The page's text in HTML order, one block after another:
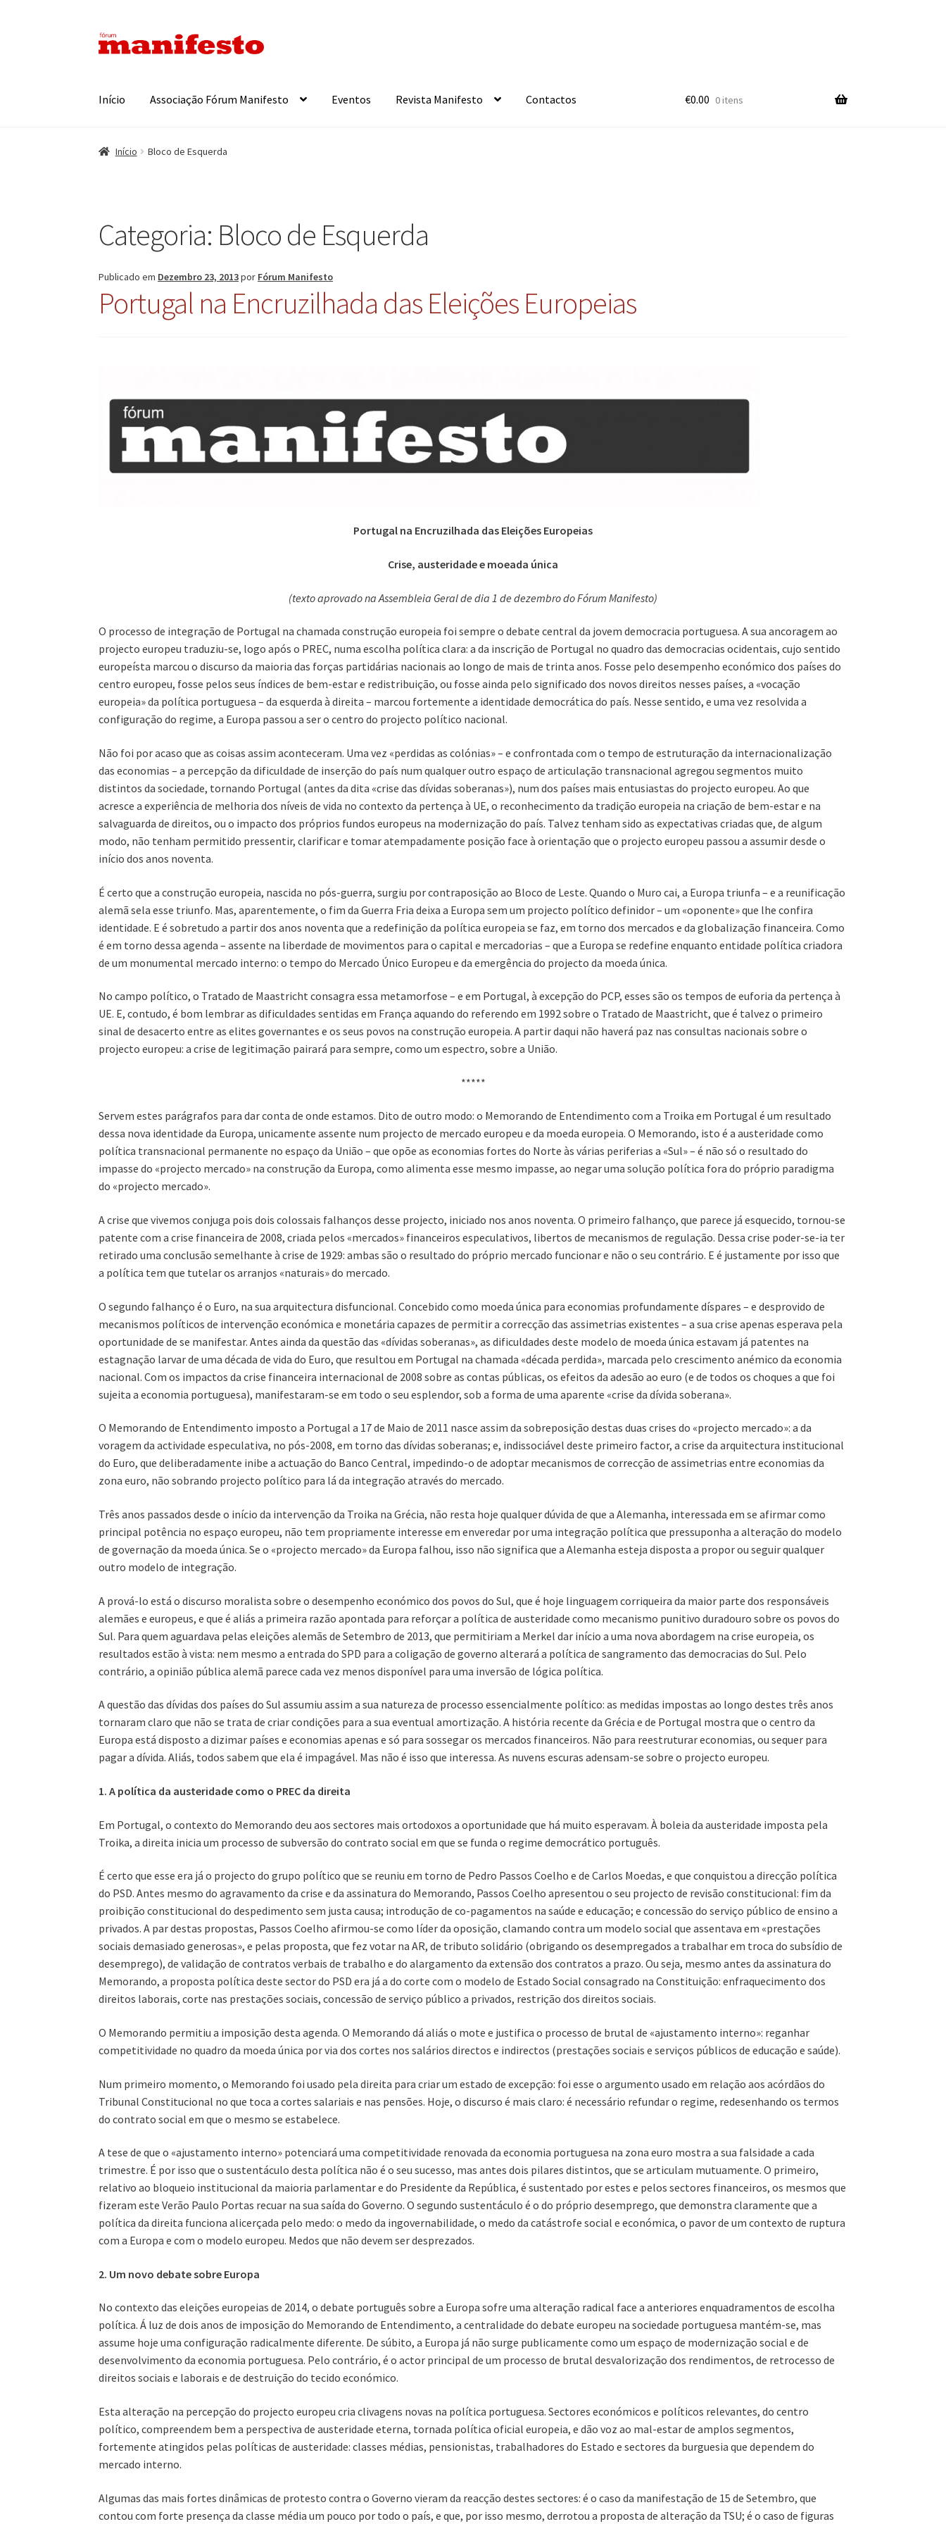
Ir
para
Saltar
para
Início Associação Fórum Manifesto Eventos Revista Manifesto Contactos €0.00 0 itens
Início Bloco de Esquerda
Categoria: Bloco de Esquerda
Publicado em Dezembro 23, 2013por Fórum Manifesto
Portugal na Encruzilhada das Eleições Europeias
Portugal na Encruzilhada das Eleições Europeias
Crise, austeridade e moeada única
(texto aprovado na Assembleia Geral de dia 1 de dezembro do Fórum Manifesto)
O processo de integração de Portugal na chamada construção europeia foi sempre o debate central da jovem democracia portuguesa. A sua ancoragem ao
projecto europeu traduziu-se, logo após o PREC, numa escolha política clara: a da inscrição de Portugal no quadro das democracias ocidentais, cujo sentido
europeísta marcou o discurso da maioria das forças partidárias nacionais ao longo de mais de trinta anos. Fosse pelo desempenho económico dos países do
centro europeu, fosse pelos seus índices de bem-estar e redistribuição, ou fosse ainda pelo significado dos novos direitos nesses países, a «vocação
europeia» da política portuguesa – da esquerda à direita – marcou fortemente a identidade democrática do país. Nesse sentido, e uma vez resolvida a
configuração do regime, a Europa passou a ser o centro do projecto político nacional.
Não foi por acaso que as coisas assim aconteceram. Uma vez «perdidas as colónias» – e confrontada com o tempo de estruturação da internacionalização
das economias – a percepção da dificuldade de inserção do país num qualquer outro espaço de articulação transnacional agregou segmentos muito
distintos da sociedade, tornando Portugal (antes da dita «crise das dívidas soberanas»), num dos países mais entusiastas do projecto europeu. Ao que
acresce a experiência de melhoria dos níveis de vida no contexto da pertença à UE, o reconhecimento da tradição europeia na criação de bem-estar e na
salvaguarda de direitos, ou o impacto dos próprios fundos europeus na modernização do país. Talvez tenham sido as expectativas criadas que, de algum
modo, não tenham permitido pressentir, clarificar e tomar atempadamente posição face à orientação que o projecto europeu passou a assumir desde o
início dos anos noventa.
É certo que a construção europeia, nascida no pós-guerra, surgiu por contraposição ao Bloco de Leste. Quando o Muro cai, a Europa triunfa – e a reunificação
alemã sela esse triunfo. Mas, aparentemente, o fim da Guerra Fria deixa a Europa sem um projecto político definidor – um «oponente» que lhe confira
identidade. E é sobretudo a partir dos anos noventa que a redefinição da política europeia se faz, em torno dos mercados e da globalização financeira. Como
é em torno dessa agenda – assente na liberdade de movimentos para o capital e mercadorias – que a Europa se redefine enquanto entidade política criadora
de um monumental mercado interno: o tempo do Mercado Único Europeu e da emergência do projecto da moeda única.
No campo político, o Tratado de Maastricht consagra essa metamorfose – e em Portugal, à excepção do PCP, esses são os tempos de euforia da pertença à
UE. E, contudo, é bom lembrar as dificuldades sentidas em França aquando do referendo em 1992 sobre o Tratado de Maastricht, que é talvez o primeiro
sinal de desacerto entre as elites governantes e os seus povos na construção europeia. A partir daqui não haverá paz nas consultas nacionais sobre o
projecto europeu: a crise de legitimação pairará para sempre, como um espectro, sobre a União.
*****
Servem estes parágrafos para dar conta de onde estamos. Dito de outro modo: o Memorando de Entendimento com a Troika em Portugal é um resultado
dessa nova identidade da Europa, unicamente assente num projecto de mercado europeu e da moeda europeia. O Memorando, isto é a austeridade como
política transnacional permanente no espaço da União – que opõe as economias fortes do Norte às várias periferias a «Sul» – é não só o resultado do
impasse do «projecto mercado» na construção da Europa, como alimenta esse mesmo impasse, ao negar uma solução política fora do próprio paradigma
do «projecto mercado».
A crise que vivemos conjuga pois dois colossais falhanços desse projecto, iniciado nos anos noventa. O primeiro falhanço, que parece já esquecido, tornou-se
patente com a crise financeira de 2008, criada pelos «mercados» financeiros especulativos, libertos de mecanismos de regulação. Dessa crise poder-se-ia ter
retirado uma conclusão semelhante à crise de 1929: ambas são o resultado do próprio mercado funcionar e não o seu contrário. E é justamente por isso que
a política tem que tutelar os arranjos «naturais» do mercado.
O segundo falhanço é o Euro, na sua arquitectura disfuncional. Concebido como moeda única para economias profundamente díspares – e desprovido de
mecanismos políticos de intervenção económica e monetária capazes de permitir a correcção das assimetrias existentes – a sua crise apenas esperava pela
oportunidade de se manifestar. Antes ainda da questão das «dívidas soberanas», as dificuldades deste modelo de moeda única estavam já patentes na
estagnação larvar de uma década de vida do Euro, que resultou em Portugal na chamada «década perdida», marcada pelo crescimento anémico da economia
nacional. Com os impactos da crise financeira internacional de 2008 sobre as contas públicas, os efeitos da adesão ao euro (e de todos os choques a que foi
sujeita a economia portuguesa), manifestaram-se em todo o seu esplendor, sob a forma de uma aparente «crise da dívida soberana».
O Memorando de Entendimento imposto a Portugal a 17 de Maio de 2011 nasce assim da sobreposição destas duas crises do «projecto mercado»: a da
voragem da actividade especulativa, no pós-2008, em torno das dívidas soberanas; e, indissociável deste primeiro factor, a crise da arquitectura institucional
do Euro, que deliberadamente inibe a actuação do Banco Central, impedindo-o de adoptar mecanismos de correcção de assimetrias entre economias da
zona euro, não sobrando projecto político para lá da integração através do mercado.
Três anos passados desde o início da intervenção da Troika na Grécia, não resta hoje qualquer dúvida de que a Alemanha, interessada em se afirmar como
principal potência no espaço europeu, não tem propriamente interesse em enveredar por uma integração política que pressuponha a alteração do modelo
de governação da moeda única. Se o «projecto mercado» da Europa falhou, isso não significa que a Alemanha esteja disposta a propor ou seguir qualquer
outro modelo de integração.
A prová-lo está o discurso moralista sobre o desempenho económico dos povos do Sul, que é hoje linguagem corriqueira da maior parte dos responsáveis
alemães e europeus, e que é aliás a primeira razão apontada para reforçar a política de austeridade como mecanismo punitivo duradouro sobre os povos do
Sul. Para quem aguardava pelas eleições alemãs de Setembro de 2013, que permitiriam a Merkel dar início a uma nova abordagem na crise europeia, os
resultados estão à vista: nem mesmo a entrada do SPD para a coligação de governo alterará a política de sangramento das democracias do Sul. Pelo
contrário, a opinião pública alemã parece cada vez menos disponível para uma inversão de lógica política.
A questão das dívidas dos países do Sul assumiu assim a sua natureza de processo essencialmente político: as medidas impostas ao longo destes três anos
tornaram claro que não se trata de criar condições para a sua eventual amortização. A história recente da Grécia e de Portugal mostra que o centro da
Europa está disposto a dizimar países e economias apenas e só para sossegar os mercados financeiros. Não para reestruturar economias, ou sequer para
pagar a dívida. Aliás, todos sabem que ela é impagável. Mas não é isso que interessa. As nuvens escuras adensam-se sobre o projecto europeu.
1. A política da austeridade como o PREC da direita
Em Portugal, o contexto do Memorando deu aos sectores mais ortodoxos a oportunidade que há muito esperavam. À boleia da austeridade imposta pela
Troika, a direita inicia um processo de subversão do contrato social em que se funda o regime democrático português.
É certo que esse era já o projecto do grupo político que se reuniu em torno de Pedro Passos Coelho e de Carlos Moedas, e que conquistou a direcção política
do PSD. Antes mesmo do agravamento da crise e da assinatura do Memorando, Passos Coelho apresentou o seu projecto de revisão constitucional: fim da
proibição constitucional do despedimento sem justa causa; introdução de co-pagamentos na saúde e educação; e concessão do serviço público de ensino a
privados. A par destas propostas, Passos Coelho afirmou-se como líder da oposição, clamando contra um modelo social que assentava em «prestações
sociais demasiado generosas», e pelas proposta, que fez votar na AR, de tributo solidário (obrigando os desempregados a trabalhar em troca do subsídio de
desemprego), de validação de contratos verbais de trabalho e do alargamento da extensão dos contratos a prazo. Ou seja, mesmo antes da assinatura do
Memorando, a proposta política deste sector do PSD era já a do corte com o modelo de Estado Social consagrado na Constituição: enfraquecimento dos
direitos laborais, corte nas prestações sociais, concessão de serviço público a privados, restrição dos direitos sociais.
O Memorando permitiu a imposição desta agenda. O Memorando dá aliás o mote e justifica o processo de brutal de «ajustamento interno»: reganhar
competitividade no quadro da moeda única por via dos cortes nos salários directos e indirectos (prestações sociais e serviços públicos de educação e saúde).
Num primeiro momento, o Memorando foi usado pela direita para criar um estado de excepção: foi esse o argumento usado em relação aos acórdãos do
Tribunal Constitucional no que toca a cortes salariais e nas pensões. Hoje, o discurso é mais claro: é necessário refundar o regime, redesenhando os termos
do contrato social em que o mesmo se estabelece.
A tese de que o «ajustamento interno» potenciará uma competitividade renovada da economia portuguesa na zona euro mostra a sua falsidade a cada
trimestre. É por isso que o sustentáculo desta política não é o seu sucesso, mas antes dois pilares distintos, que se articulam mutuamente. O primeiro,
relativo ao bloqueio institucional da maioria parlamentar e do Presidente da República, é sustentado por estes e pelos sectores financeiros, os mesmos que
fizeram este Verão Paulo Portas recuar na sua saída do Governo. O segundo sustentáculo é o do próprio desemprego, que demonstra claramente que a
política da direita funciona alicerçada pelo medo: o medo da ingovernabilidade, o medo da catástrofe social e económica, o pavor de um contexto de ruptura
com a Europa e com o modelo europeu. Medos que não devem ser desprezados.
2. Um novo debate sobre Europa
No contexto das eleições europeias de 2014, o debate português sobre a Europa sofre uma alteração radical face a anteriores enquadramentos de escolha
política. Á luz de dois anos de imposição do Memorando de Entendimento, a centralidade do debate europeu na sociedade portuguesa mantém-se, mas
assume hoje uma configuração radicalmente diferente. De súbito, a Europa já não surge publicamente como um espaço de modernização social e de
desenvolvimento da economia portuguesa. Pelo contrário, é o actor principal de um processo de brutal desvalorização dos rendimentos, de retrocesso de
direitos sociais e laborais e de destruição do tecido económico.
Esta alteração na percepção do projecto europeu cria clivagens novas na política portuguesa. Sectores económicos e políticos relevantes, do centro
político, compreendem bem a perspectiva de austeridade eterna, tornada política oficial europeia, e dão voz ao mal-estar de amplos segmentos,
fortemente atingidos pelas políticas de austeridade: classes médias, pensionistas, trabalhadores do Estado e sectores da burguesia que dependem do
mercado interno.
Algumas das mais fortes dinâmicas de protesto contra o Governo vieram da reacção destes sectores: é o caso da manifestação de 15 de Setembro, que
contou com forte presença da classe média um pouco por todo o país, e que, por isso mesmo, derrotou a proposta de alteração da TSU; é o caso de figuras